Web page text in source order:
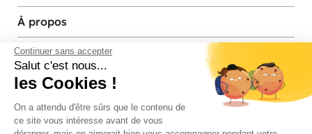
Continuer sans accepter
Salut c'est nous...
les Cookies !
On a attendu d'être sûrs que le contenu de
ce site vous intéresse avant de vous
À propos
Services et contact
Magasins et Showrooms